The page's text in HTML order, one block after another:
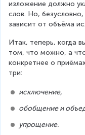
изложение должно
слов. Но,
зависит от объёма
Итак, теперь, когда
том, что можно, а что
конкретнее о
три:
исключение,
обобщение и
упрощение.